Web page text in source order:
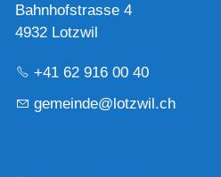
Bahnhofstrasse 4
4932 Lotzwil
+41 62 916 00 40
g m nd l tzw l ch